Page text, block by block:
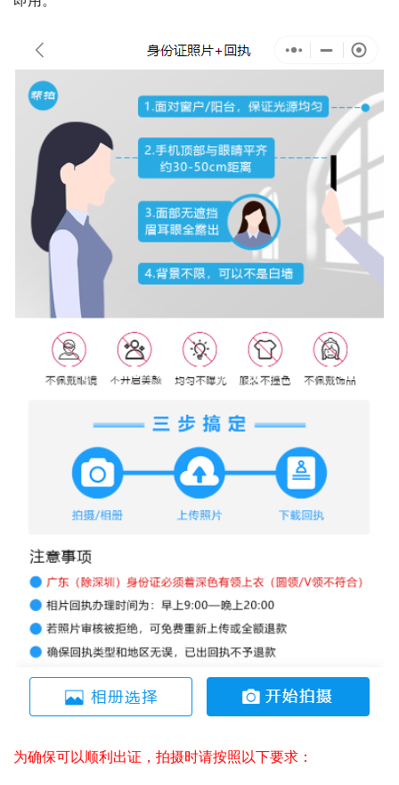
为确保可以顺利出证，拍摄时请按照以下要求：